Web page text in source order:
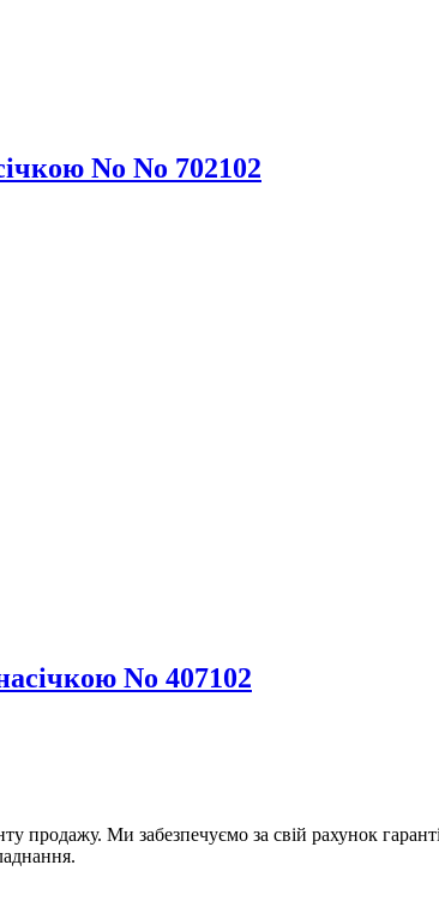
No No 702102
No 407102
продажу. Ми забезпечуємо за свій рахунок